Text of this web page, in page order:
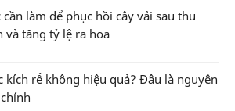
cần làm để phục hồi cây vải sau thu
và tăng tỷ lệ ra hoa
kích rễ không hiệu quả? Đâu là nguyên